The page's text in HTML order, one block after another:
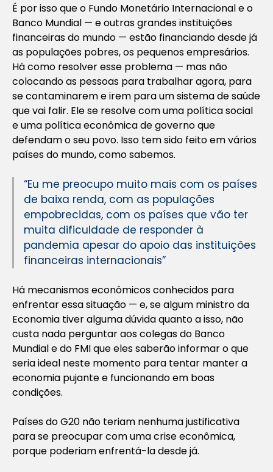
É por isso que o Fundo Monetário Internacional e o
Banco Mundial — e outras grandes instituições
financeiras do mundo — estão financiando desde já
as populações pobres, os pequenos empresários.
Há como resolver esse problema — mas não
colocando as pessoas para trabalhar agora, para
se contaminarem e irem para um sistema de saúde
que vai falir. Ele se resolve com uma política social
e uma política econômica de governo que
defendam o seu povo. Isso tem sido feito em vários
países do mundo, como sabemos.
“Eu me preocupo muito mais com os países
de baixa renda, com as populações
empobrecidas, com os países que vão ter
muita dificuldade de responder à
pandemia apesar do apoio das instituições
financeiras internacionais”
Há mecanismos econômicos conhecidos para
enfrentar essa situação — e, se algum ministro da
Economia tiver alguma dúvida quanto a isso, não
custa nada perguntar aos colegas do Banco
Mundial e do FMI que eles saberão informar o que
seria ideal neste momento para tentar manter a
economia pujante e funcionando em boas
condições.
Países do G20 não teriam nenhuma justificativa
para se preocupar com uma crise econômica,
porque poderiam enfrentá-la desde já.